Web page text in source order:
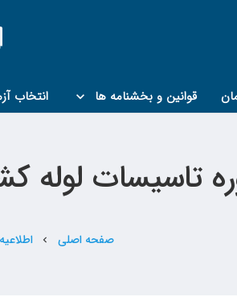
قوانین و بخشنامه ها انتخاب
تاسیسات لوله
صفحه اصلی chevron_left